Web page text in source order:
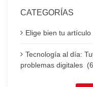
CATEGORÍAS
Elige bien tu
Tecnología al día:
problemas digitales